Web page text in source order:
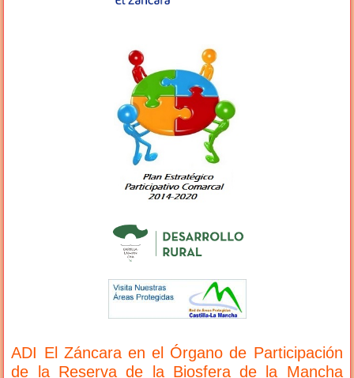
ADI El Záncara en el Órgano de Participación
de la Reserva de la Biosfera de la Mancha